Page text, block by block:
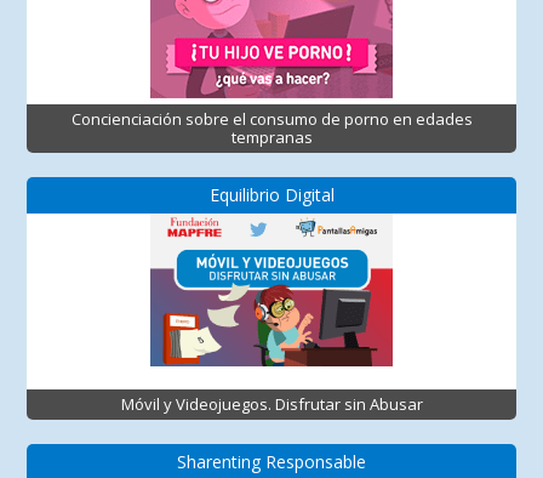
Concienciación sobre el consumo de porno en edades
tempranas
Equilibrio Digital
Móvil y Videojuegos. Disfrutar sin Abusar
Sharenting Responsable